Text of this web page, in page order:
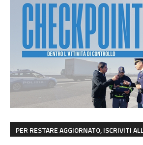
PER RESTARE AGGIORNATO, ISCRIVITI